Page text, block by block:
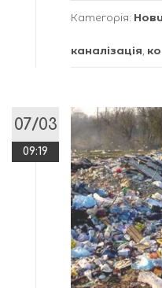
Категорія:
каналізація
07/03
09:19